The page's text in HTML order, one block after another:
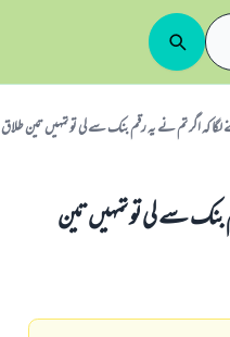
لگا كہ اگر تم نے يہ رقم بنك سے لى تو تمہيں تين طلاق
بنك سے لى تو تمہيں تين